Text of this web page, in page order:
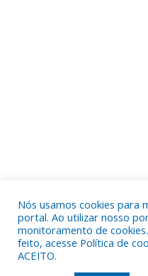
Nós usamos cookies para
portal. Ao utilizar nosso
monitoramento de
feito, acesse Política de
ACEITO.